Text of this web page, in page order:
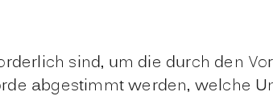
sind, um die durch den
abgestimmt werden, welche